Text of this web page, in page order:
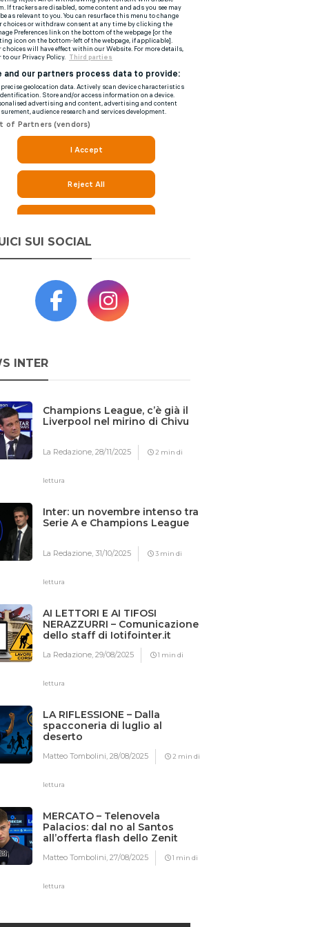
SUI SOCIAL
INTER
Champions League, c’è già il
Liverpool nel mirino di Chivu
La Redazione,28/11/2025 2 min di
lettura
Inter: un novembre intenso tra
Serie A e Champions League
La Redazione,31/10/2025 3 min di
lettura
AI LETTORI E AI TIFOSI
NERAZZURRI – Comunicazione
dello staff di Iotifointer.it
La Redazione,29/08/2025 1 min di
lettura
LA RIFLESSIONE – Dalla
spacconeria di luglio al
deserto
Matteo Tombolini,28/08/2025 2 min di
lettura
MERCATO – Telenovela
Palacios: dal no al Santos
all’offerta flash dello Zenit
Matteo Tombolini,27/08/2025 1 min di
lettura